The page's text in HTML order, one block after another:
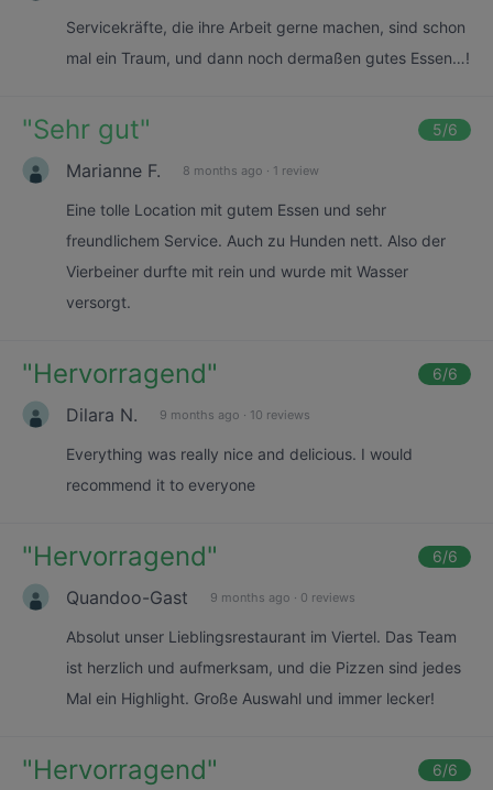
Servicekräfte, die ihre Arbeit gerne machen, sind schon
mal ein Traum, und dann noch dermaßen gutes Essen…!
"Sehr gut" 5/6
Marianne F. 8 months ago · 1 review
Eine tolle Location mit gutem Essen und sehr
freundlichem Service. Auch zu Hunden nett. Also der
Vierbeiner durfte mit rein und wurde mit Wasser
versorgt.
"Hervorragend" 6/6
Dilara N. 9 months ago · 10 reviews
Everything was really nice and delicious. I would
recommend it to everyone
"Hervorragend" 6/6
Quandoo-Gast 9 months ago · 0 reviews
Absolut unser Lieblingsrestaurant im Viertel. Das Team
ist herzlich und aufmerksam, und die Pizzen sind jedes
Mal ein Highlight. Große Auswahl und immer lecker!
"Hervorragend" 6/6